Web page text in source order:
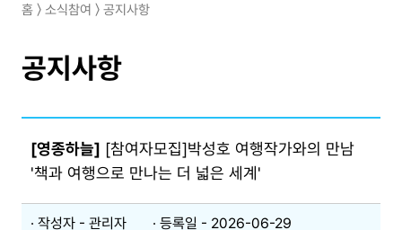
홈 〉 소식참여 〉 공지사항
공지사항
[영종하늘] [참여자모집]박성호 여행작가와의 만남
'책과 여행으로 만나는 더 넓은 세계'
작성자 - 관리자
등록일 - 2026-06-29​